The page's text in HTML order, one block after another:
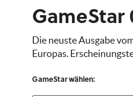
GameStar
Die neuste Ausgabe
Europas.
GameStar wählen: